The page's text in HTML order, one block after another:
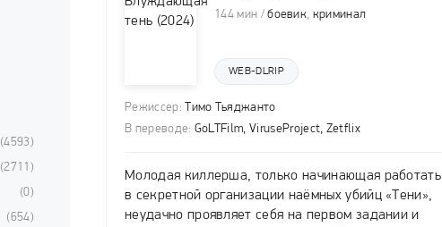
144 мин /боевик, криминал
WEB-DLRIP
Режиссер: Тимо Тьяджанто
В переводе: GoLTFilm, ViruseProject, Zetflix
Молодая киллерша, только начинающая работать
в секретной организации наёмных убийц «Тени»,
неудачно проявляет себя на первом задании и
(4593)
(2711)
(0)
(654)